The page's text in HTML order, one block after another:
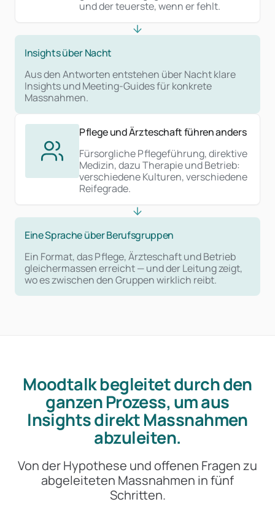
und der teuerste, wenn er fehlt.
Insights über Nacht
Aus den Antworten entstehen über Nacht klare
Insights und Meeting-Guides für konkrete
Massnahmen.
Pflege und Ärzteschaft führen anders
Fürsorgliche Pflegeführung, direktive
Medizin, dazu Therapie und Betrieb:
verschiedene Kulturen, verschiedene
Reifegrade.
Eine Sprache über Berufsgruppen
Ein Format, das Pflege, Ärzteschaft und Betrieb
gleichermassen erreicht — und der Leitung zeigt,
wo es zwischen den Gruppen wirklich reibt.
Moodtalk begleitet durch den
ganzen Prozess, um aus
Insights direkt Massnahmen
abzuleiten.
Von der Hypothese und offenen Fragen zu
abgeleiteten Massnahmen in fünf
Schritten.